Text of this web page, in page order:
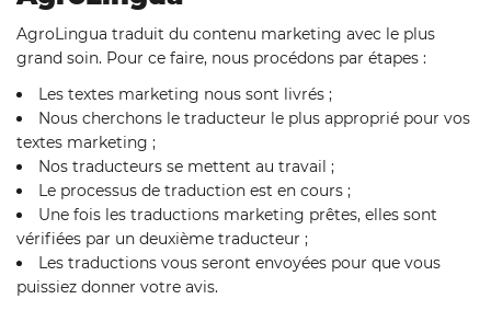
AgroLingua traduit du contenu marketing avec le plus
grand soin. Pour ce faire, nous procédons par étapes :
Les textes marketing nous sont livrés ;
Nous cherchons le traducteur le plus approprié pour vos
textes marketing ;
Nos traducteurs se mettent au travail ;
Le processus de traduction est en cours ;
Une fois les traductions marketing prêtes, elles sont
vérifiées par un deuxième traducteur ;
Les traductions vous seront envoyées pour que vous
puissiez donner votre avis.